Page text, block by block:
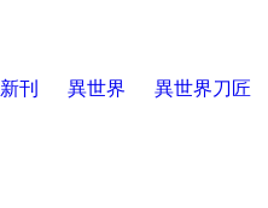
新刊 異世界
異世界刀匠